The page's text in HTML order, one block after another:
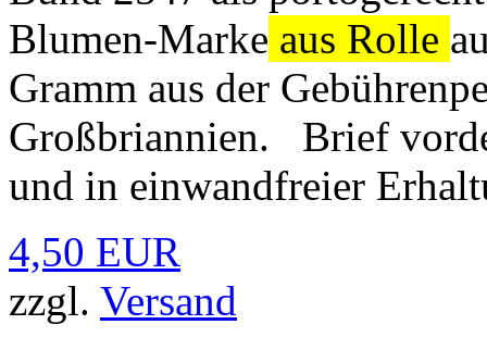
Blumen-Marke aus Rolle
Gramm aus der
Großbriannien. Brief
und in einwandfreier
4,50 EUR
zzgl. Versand